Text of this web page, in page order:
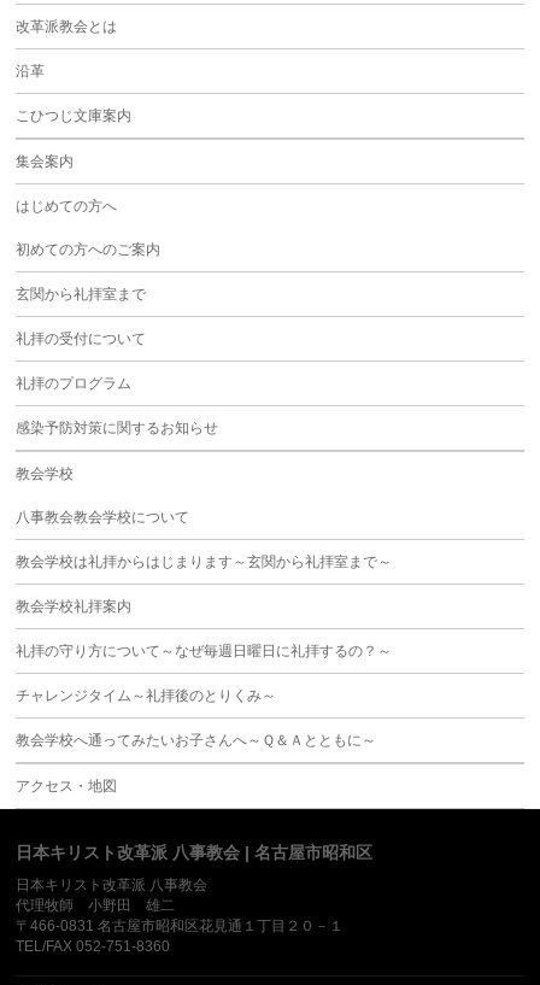
改革派教会とは
沿革
こひつじ文庫案内
集会案内
はじめての方へ
初めての方へのご案内
玄関から礼拝室まで
礼拝の受付について
礼拝のプログラム
感染予防対策に関するお知らせ
教会学校
八事教会教会学校について
教会学校は礼拝からはじまります～玄関から礼拝室まで～
教会学校礼拝案内
礼拝の守り方について～なぜ毎週日曜日に礼拝するの？～
チャレンジタイム～礼拝後のとりくみ～
教会学校へ通ってみたいお子さんへ～Ｑ＆Ａとともに～
アクセス・地図
日本キリスト改革派 八事教会 | 名古屋市昭和区
日本キリスト改革派 八事教会
代理牧師 小野田 雄二
〒466-0831 名古屋市昭和区花見通１丁目２０－１
TEL/FAX 052-751-8360